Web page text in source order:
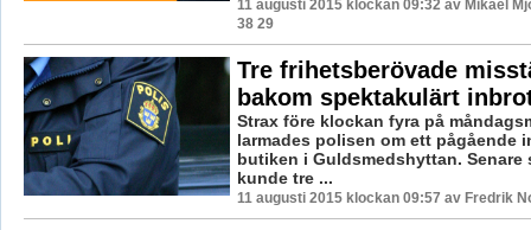
11 augusti 2015 klockan 09:32 av Mikael
38 29
Tre frihetsberövade
bakom spektakulärt
Strax före klockan fyra på
larmades polisen om ett pågående
butiken i Guldsmedshyttan. Senare
kunde tre ...
11 augusti 2015 klockan 09:57 av Fredrik